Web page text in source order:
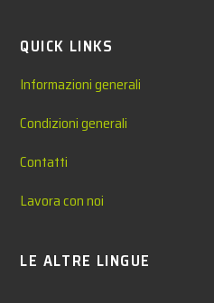
QUICK LINKS
Informazioni generali
Condizioni generali
Contatti
Lavora con noi
LE ALTRE LINGUE